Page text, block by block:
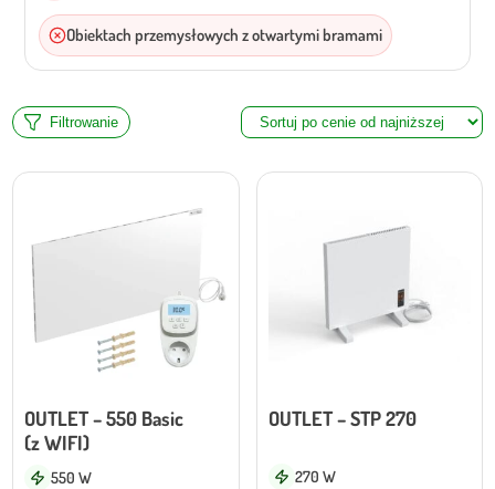
Obiektach przemysłowych z otwartymi bramami
Filtrowanie
Modele
270DTB WIFI
STP 700
550W
OUTLET – 550 Basic
(z WIFI)
550 W
OUTLET – STP 270
270 W